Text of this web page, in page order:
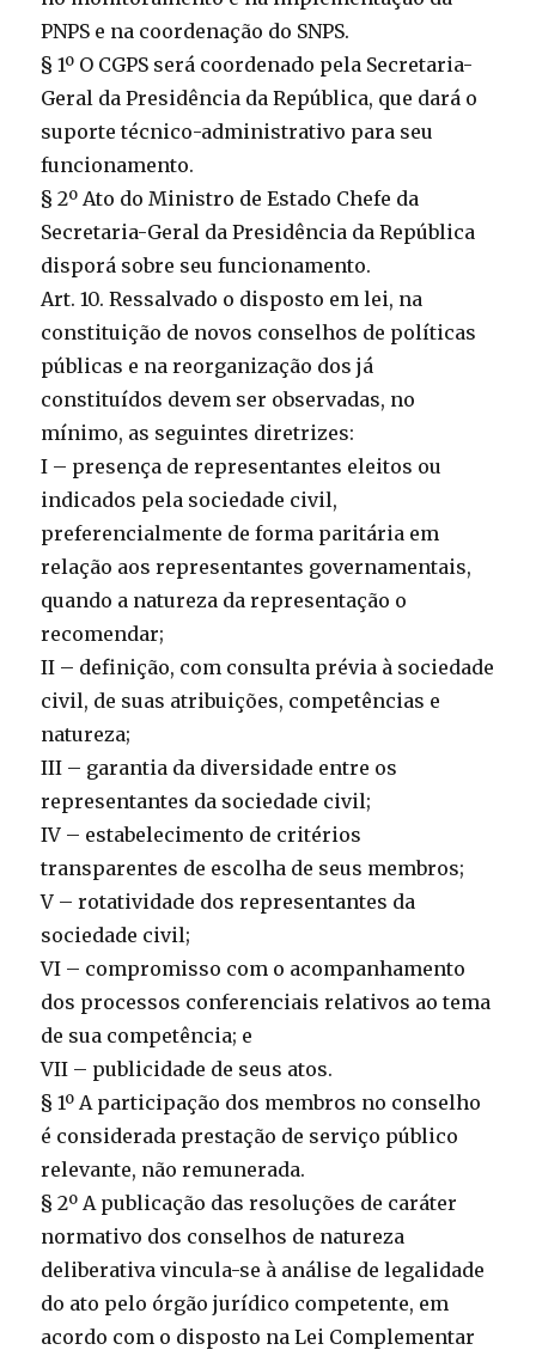
PNPS e na coordenação do SNPS.
§ 1º O CGPS será coordenado pela Secretaria-
Geral da Presidência da República, que dará o
suporte técnico-administrativo para seu
funcionamento.
§ 2º Ato do Ministro de Estado Chefe da
Secretaria-Geral da Presidência da República
disporá sobre seu funcionamento.
Art. 10. Ressalvado o disposto em lei, na
constituição de novos conselhos de políticas
públicas e na reorganização dos já
constituídos devem ser observadas, no
mínimo, as seguintes diretrizes:
I – presença de representantes eleitos ou
indicados pela sociedade civil,
preferencialmente de forma paritária em
relação aos representantes governamentais,
quando a natureza da representação o
recomendar;
II – definição, com consulta prévia à sociedade
civil, de suas atribuições, competências e
natureza;
III – garantia da diversidade entre os
representantes da sociedade civil;
IV – estabelecimento de critérios
transparentes de escolha de seus membros;
V – rotatividade dos representantes da
sociedade civil;
VI – compromisso com o acompanhamento
dos processos conferenciais relativos ao tema
de sua competência; e
VII – publicidade de seus atos.
§ 1º A participação dos membros no conselho
é considerada prestação de serviço público
relevante, não remunerada.
§ 2º A publicação das resoluções de caráter
normativo dos conselhos de natureza
deliberativa vincula-se à análise de legalidade
do ato pelo órgão jurídico competente, em
acordo com o disposto na Lei Complementar